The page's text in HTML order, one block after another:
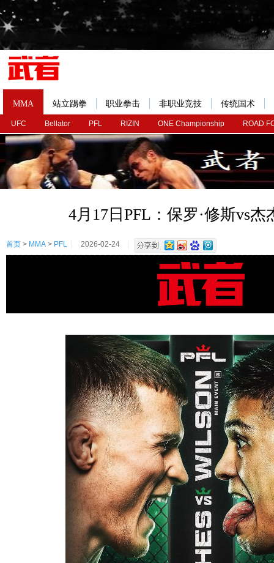
MMA
UFC Bellator PFL RIZIN ONE Championship ROAD
站立踢拳 职业拳击 非职业竞技 传统国术
4月17日PFL：保罗·修斯vs杰
首页 > MMA > PFL 2026-02-24